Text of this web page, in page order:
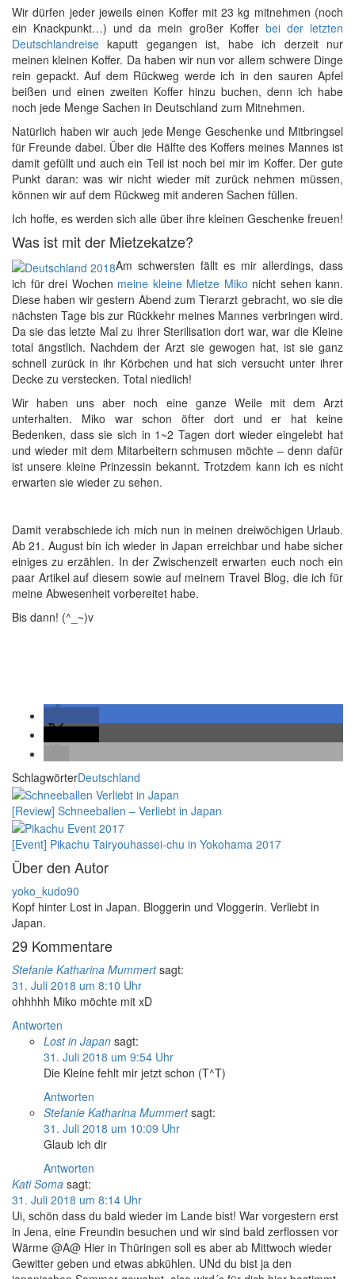
Wir dürfen jeder jeweils einen Koffer mit 23 kg mitnehmen (noch
ein Knackpunkt…) und da mein großer Koffer bei der letzten
Deutschlandreise kaputt gegangen ist, habe ich derzeit nur
meinen kleinen Koffer. Da haben wir nun vor allem schwere Dinge
rein gepackt. Auf dem Rückweg werde ich in den sauren Apfel
beißen und einen zweiten Koffer hinzu buchen, denn ich habe
noch jede Menge Sachen in Deutschland zum Mitnehmen.
Natürlich haben wir auch jede Menge Geschenke und Mitbringsel
für Freunde dabei. Über die Hälfte des Koffers meines Mannes ist
damit gefüllt und auch ein Teil ist noch bei mir im Koffer. Der gute
Punkt daran: was wir nicht wieder mit zurück nehmen müssen,
können wir auf dem Rückweg mit anderen Sachen füllen.
Ich hoffe, es werden sich alle über ihre kleinen Geschenke freuen!
Was ist mit der Mietzekatze?
Am schwersten fällt es mir allerdings, dass
ich für drei Wochen meine kleine Mietze Miko nicht sehen kann.
Diese haben wir gestern Abend zum Tierarzt gebracht, wo sie die
nächsten Tage bis zur Rückkehr meines Mannes verbringen wird.
Da sie das letzte Mal zu ihrer Sterilisation dort war, war die Kleine
total ängstlich. Nachdem der Arzt sie gewogen hat, ist sie ganz
schnell zurück in ihr Körbchen und hat sich versucht unter ihrer
Decke zu verstecken. Total niedlich!
Wir haben uns aber noch eine ganze Weile mit dem Arzt
unterhalten. Miko war schon öfter dort und er hat keine
Bedenken, dass sie sich in 1~2 Tagen dort wieder eingelebt hat
und wieder mit dem Mitarbeitern schmusen möchte – denn dafür
ist unsere kleine Prinzessin bekannt. Trotzdem kann ich es nicht
erwarten sie wieder zu sehen.
Damit verabschiede ich mich nun in meinen dreiwöchigen Urlaub.
Ab 21. August bin ich wieder in Japan erreichbar und habe sicher
einiges zu erzählen. In der Zwischenzeit erwarten euch noch ein
paar Artikel auf diesem sowie auf meinem Travel Blog, die ich für
meine Abwesenheit vorbereitet habe.
Bis dann! (^_~)v
SchlagwörterDeutschland
[Review] Schneeballen – Verliebt in Japan
[Event] Pikachu Tairyouhassei-chu in Yokohama 2017
Über den Autor
yoko_kudo90
Kopf hinter Lost in Japan. Bloggerin und Vloggerin. Verliebt in
Japan.
29 Kommentare
Stefanie Katharina Mummert sagt:
31. Juli 2018 um 8:10 Uhr
ohhhhh Miko möchte mit xD
Antworten
Lost in Japan sagt:
31. Juli 2018 um 9:54 Uhr
Die Kleine fehlt mir jetzt schon (T^T)
Antworten
Stefanie Katharina Mummert sagt:
31. Juli 2018 um 10:09 Uhr
Glaub ich dir
Antworten
Kati Soma sagt:
31. Juli 2018 um 8:14 Uhr
Ui, schön dass du bald wieder im Lande bist! War vorgestern erst
in Jena, eine Freundin besuchen und wir sind bald zerflossen vor
Wärme @A@ Hier in Thüringen soll es aber ab Mittwoch wieder
Gewitter geben und etwas abkühlen. UNd du bist ja den